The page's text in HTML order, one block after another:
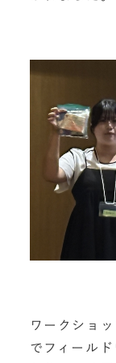
ワークショ
でフィール